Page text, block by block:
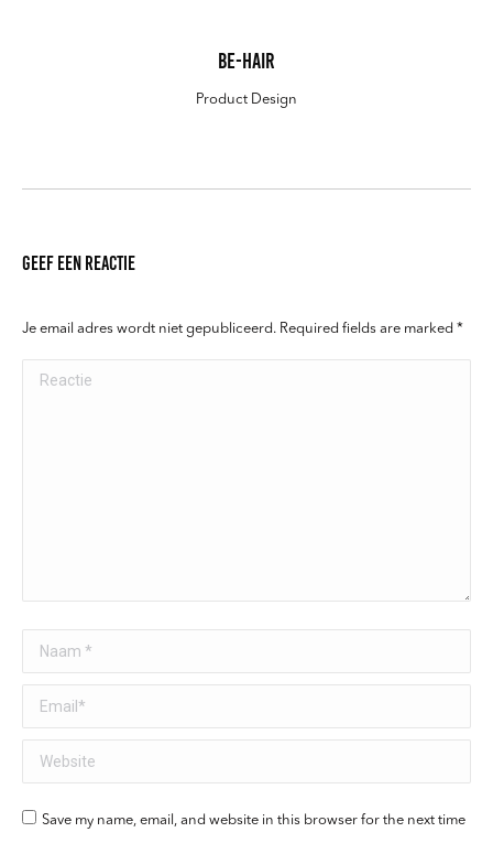
Be-Hair
Product Design
Geef een reactie
Je email adres wordt niet gepubliceerd. Required fields are marked *
Reactie
Naam *
Email *
Website
Save my name, email, and website in this browser for the next time